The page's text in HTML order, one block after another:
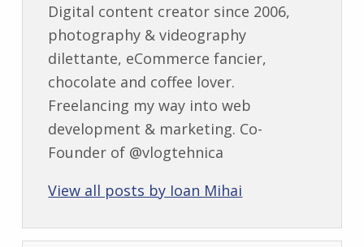
Digital content creator since 2006,
photography & videography
dilettante, eCommerce fancier,
chocolate and coffee lover.
Freelancing my way into web
development & marketing. Co-
Founder of @vlogtehnica
View all posts by Ioan Mihai